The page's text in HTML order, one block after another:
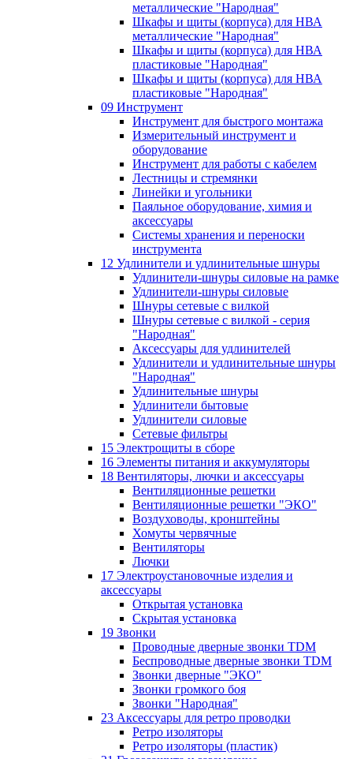
металлические "Народная"
Шкафы и щиты (корпуса) для НВА
металлические "Народная"
Шкафы и щиты (корпуса) для НВА
пластиковые "Народная"
Шкафы и щиты (корпуса) для НВА
пластиковые "Народная"
09 Инструмент
Инструмент для быстрого монтажа
Измерительный инструмент и
оборудование
Инструмент для работы с кабелем
Лестницы и стремянки
Линейки и угольники
Паяльное оборудование, химия и
аксессуары
Системы хранения и переноски
инструмента
12 Удлинители и удлинительные шнуры
Удлинители-шнуры силовые на рамке
Удлинители-шнуры силовые
Шнуры сетевые с вилкой
Шнуры сетевые с вилкой - серия
"Народная"
Аксессуары для удлинителей
Удлинители и удлинительные шнуры
"Народная"
Удлинительные шнуры
Удлинители бытовые
Удлинители силовые
Сетевые фильтры
15 Электрощиты в сборе
16 Элементы питания и аккумуляторы
18 Вентиляторы, лючки и аксессуары
Вентиляционные решетки
Вентиляционные решетки "ЭКО"
Воздуховоды, кронштейны
Хомуты червячные
Вентиляторы
Лючки
17 Электроустановочные изделия и
аксессуары
Открытая установка
Скрытая установка
19 Звонки
Проводные дверные звонки TDM
Беспроводные дверные звонки TDM
Звонки дверные "ЭКО"
Звонки громкого боя
Звонки "Народная"
23 Аксессуары для ретро проводки
Ретро изоляторы
Ретро изоляторы (пластик)